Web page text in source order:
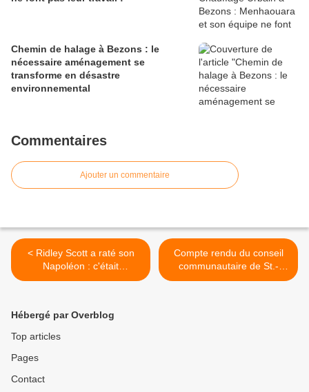
Chemin de halage à Bezons : le
nécessaire aménagement se
transforme en désastre
environnemental
Commentaires
Ajouter un commentaire
< Ridley Scott a raté son
Napoléon : c'était
prévisible...
Compte rendu du conseil
communautaire de St.-
Germain/Boucles de Seine
Hébergé par Overblog
Top articles
Pages
Contact